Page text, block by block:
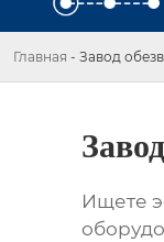
Главная - Завод
Ищете